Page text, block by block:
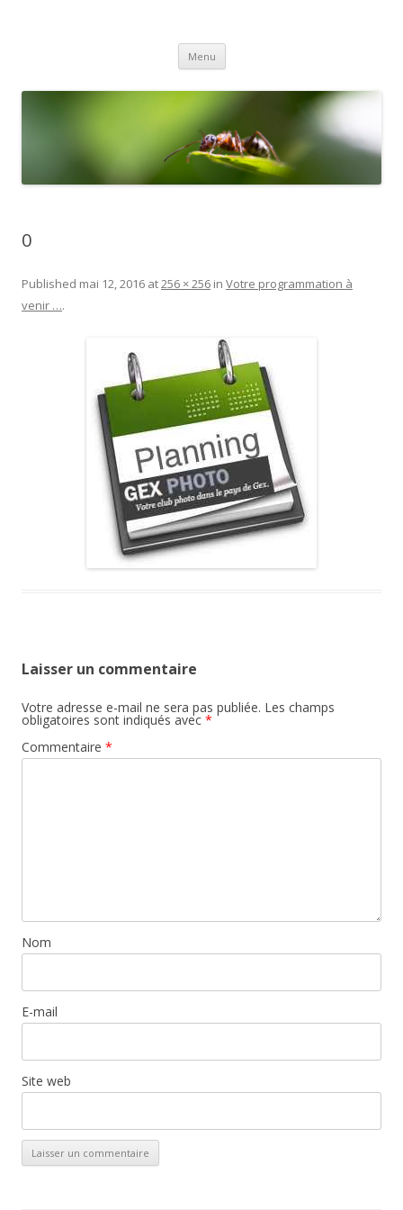
Menu Aller
contenu
0
Published mai 12, 2016 at256 × 256 in Votre programmation à
venir ….
Laisser un commentaire
Votre adresse e-mail ne sera pas publiée. Les champs
obligatoires sont indiqués avec *
Commentaire *
Nom
E-mail
Site web